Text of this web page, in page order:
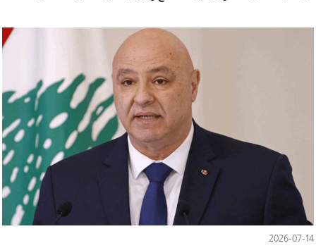
2026-07-14